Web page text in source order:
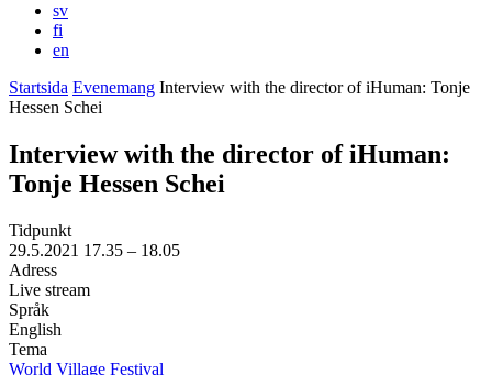
sv
fi
en
Startsida Evenemang Interview with the director of iHuman: Tonje
Hessen Schei
Interview with the director of iHuman:
Tonje Hessen Schei
Tidpunkt
29.5.2021 17.35 – 18.05
Adress
Live stream
Språk
English
Tema
World Village Festival